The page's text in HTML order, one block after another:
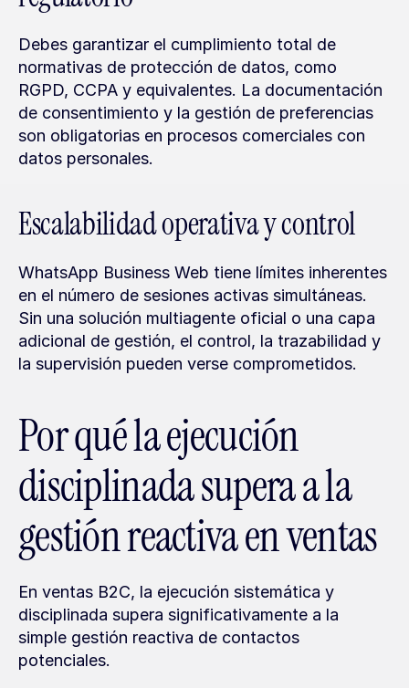
Debes garantizar el cumplimiento total de
normativas de protección de datos, como
RGPD, CCPA y equivalentes. La documentación
de consentimiento y la gestión de preferencias
son obligatorias en procesos comerciales con
datos personales.
Escalabilidad operativa y control
WhatsApp Business Web tiene límites inherentes
en el número de sesiones activas simultáneas.
Sin una solución multiagente oficial o una capa
adicional de gestión, el control, la trazabilidad y
la supervisión pueden verse comprometidos.
Por qué la ejecución
disciplinada supera a la
gestión reactiva en ventas
En ventas B2C, la ejecución sistemática y
disciplinada supera significativamente a la
simple gestión reactiva de contactos
potenciales.